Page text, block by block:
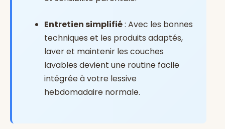
Entretien simplifié: Avec les bonnes
techniques et les produits adaptés,
laver et maintenir les couches
lavables devient une routine facile
intégrée à votre lessive
hebdomadaire normale.